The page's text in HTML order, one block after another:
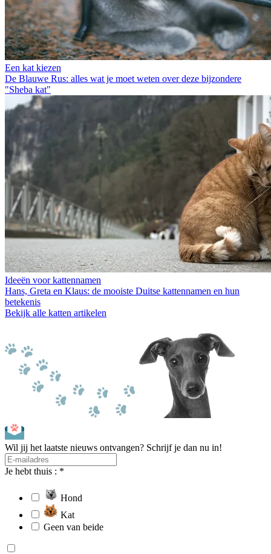
Een kat kiezen
De Blauwe Rus: alles wat je moet weten over deze bijzondere
"Sheba kat"
Ideeën voor kattennamen
Hans, Greta en Klaus: de mooiste Duitse kattennamen en hun
betekenis
Bekijk alle katten artikelen
Wil jij het laatste nieuws ontvangen? Schrijf je dan nu in!
Je hebt thuis : *
Hond
Kat
Geen van beide